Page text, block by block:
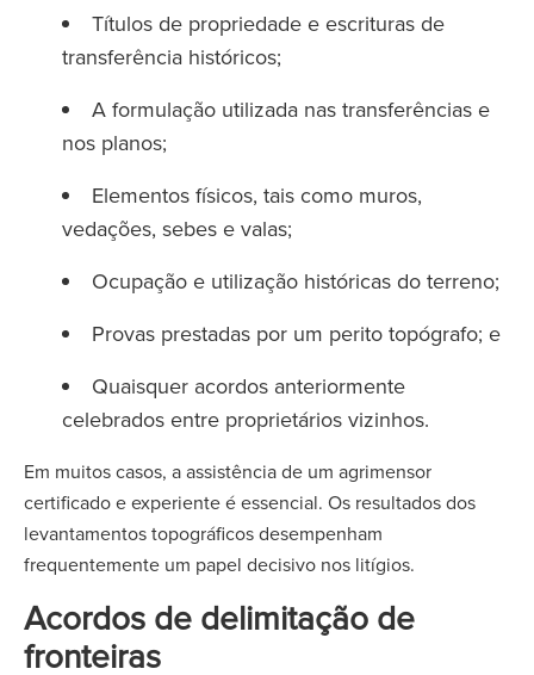
Títulos de propriedade e escrituras de
transferência históricos;
A formulação utilizada nas transferências e
nos planos;
Elementos físicos, tais como muros,
vedações, sebes e valas;
Ocupação e utilização históricas do terreno;
Provas prestadas por um perito topógrafo; e
Quaisquer acordos anteriormente
celebrados entre proprietários vizinhos.
Em muitos casos, a assistência de um agrimensor
certificado e experiente é essencial. Os resultados dos
levantamentos topográficos desempenham
frequentemente um papel decisivo nos litígios.
Acordos de delimitação de
fronteiras